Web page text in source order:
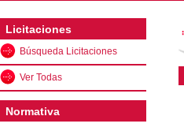
Licitaciones
Búsqueda Licitaciones
Ver Todas
Normativa